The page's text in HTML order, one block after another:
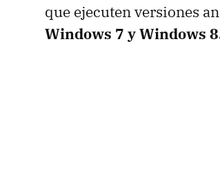
que ejecuten versiones
Windows 7 y Windows